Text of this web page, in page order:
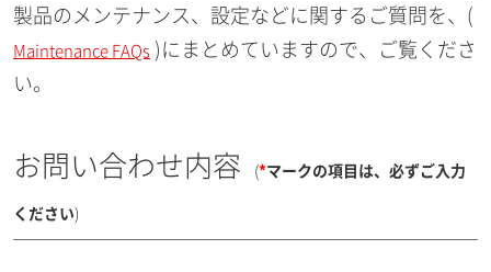
製品のメンテナンス、設定などに関するご質問を、(
Maintenance FAQs )にまとめていますので、ご覧くださ
い。
お問い合わせ内容 (*マークの項目は、必ずご入力
ください)